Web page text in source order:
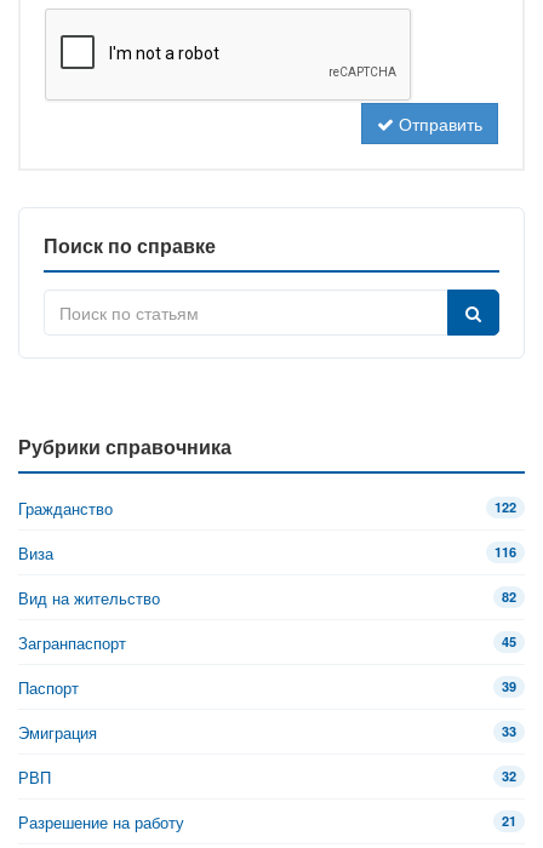
Отправить
Поиск по справке
Рубрики справочника
Гражданство 122
Виза 116
Вид на жительство 82
Загранпаспорт 45
Паспорт 39
Эмиграция 33
РВП 32
Разрешение на работу 21